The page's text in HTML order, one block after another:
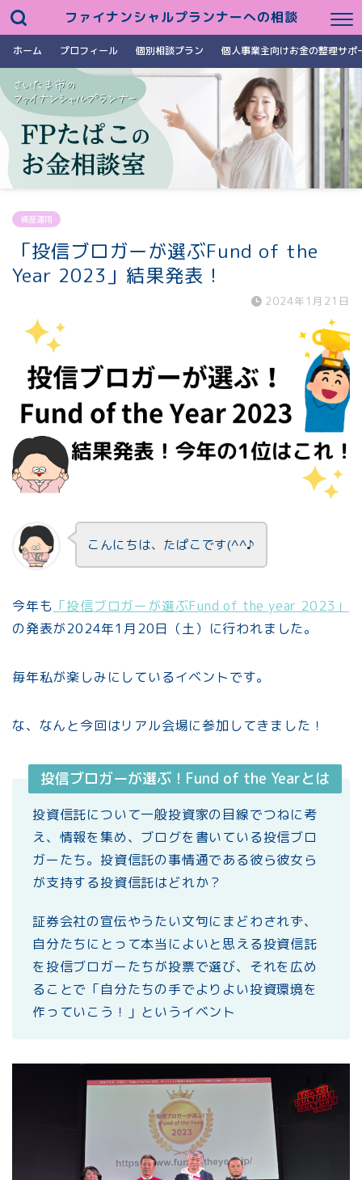
ファイナンシャルプランナーへの相談
ホーム プロフィール 個別相談プラン 個人事業主向けお金の整理サポ
資産運用
「投信ブロガーが選ぶFund of the
Year 2023」結果発表！
2024年1月21日
こんにちは、たぱこです(^^♪
今年も 「投信ブロガーが選ぶFund of the year 2023」
の発表が2024年1月20日（土）に行われました。
毎年私が楽しみにしているイベントです。
な、なんと今回はリアル会場に参加してきました！
投信ブロガーが選ぶ！Fund of the Yearとは
投資信託について一般投資家の目線でつねに考
え、情報を集め、ブログを書いている投信ブロ
ガーたち。投資信託の事情通である彼ら彼女ら
が支持する投資信託はどれか？
証券会社の宣伝やうたい文句にまどわされず、
自分たちにとって本当によいと思える投資信託
を投信ブロガーたちが投票で選び、それを広め
ることで「自分たちの手でよりよい投資環境を
作っていこう！」というイベント